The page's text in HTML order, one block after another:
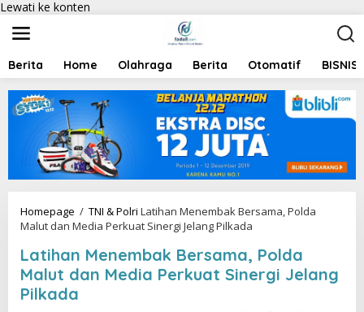
Lewati ke konten
Berita Home Olahraga Berita Otomatif BISNIS
Homepage / TNI & Polri Latihan Menembak Bersama, Polda
Malut dan Media Perkuat Sinergi Jelang Pilkada
Latihan Menembak Bersama, Polda
Malut dan Media Perkuat Sinergi Jelang
Pilkada